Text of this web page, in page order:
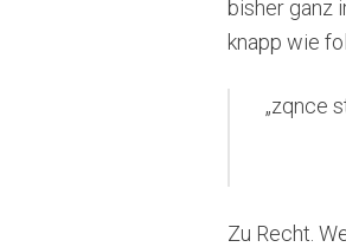
bisher ganz
knapp wie
„zqnce
Zu Recht.